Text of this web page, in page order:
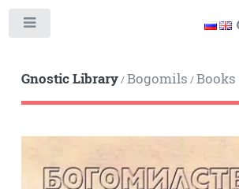
Gnostic Library/Bogomils /Books